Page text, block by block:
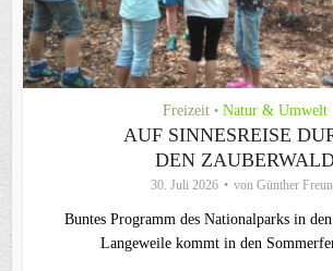
Freizeit • Natur & Umwelt
AUF SINNESREISE
DEN
30. Juli 2026 von Günther
Buntes Programm des Nationalparks in
Langeweile kommt in den